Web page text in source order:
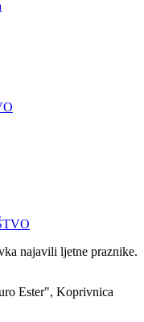
najavili ljetne praznike.
Ester", Koprivnica